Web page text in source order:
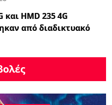
και HMD 235 4G
από διαδικτυακό